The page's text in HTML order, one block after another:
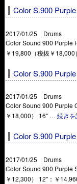
Color S.900
2017/01/25 Drums
Color Sound 900 Purple
￥19,800（税抜￥
Color S.900
2017/01/25 Drums
Color Sound 900 Purple
￥18,000） 16″ …続き
Color S.900
2017/01/25 Drums
Color Sound 900 Purple
￥12,300） 12″：￥